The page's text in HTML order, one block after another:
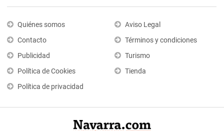
Quiénes somos
Contacto
Publicidad
Política de Cookies
Política de privacidad
Aviso Legal
Términos y condiciones
Turismo
Tienda